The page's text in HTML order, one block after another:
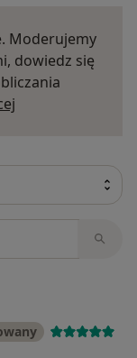
Moderujemy
dowiedz się